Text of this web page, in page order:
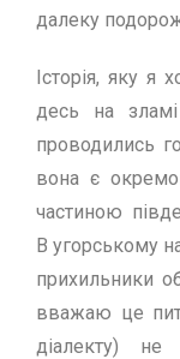
далеку
Iсторiя, яку я
десь на зламi
проводились
вона є
частиною
В угорському
прихильники
вважаю це
дiалекту)